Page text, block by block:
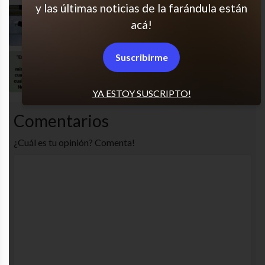
Me pasa siempre
Comentarios
¿Cuál es tu opinión? Comenta!
YA ESTOY SUSCRIPTO!
y las últimas noticias de la farándula están
acá!
Suscribirme